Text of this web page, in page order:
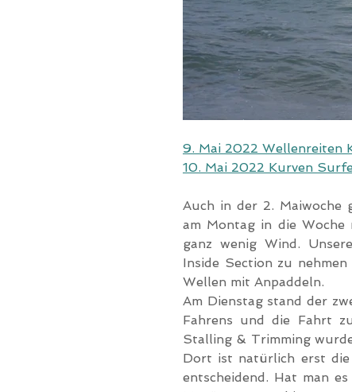
9. Mai 2022 Wellenreiten
10. Mai 2022 Kurven
Auch in der 2. Maiwoche
am Montag in die Woche
ganz wenig Wind.
Inside Section zu
Wellen mit Anpaddeln.
Am Dienstag stand der
Fahrens und die Fahrt
Stalling & Trimming
Dort ist natürlich erst
entscheidend. Hat man